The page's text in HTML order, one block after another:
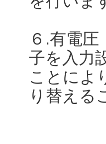
６.有電
子を入力
ことによ
り替える